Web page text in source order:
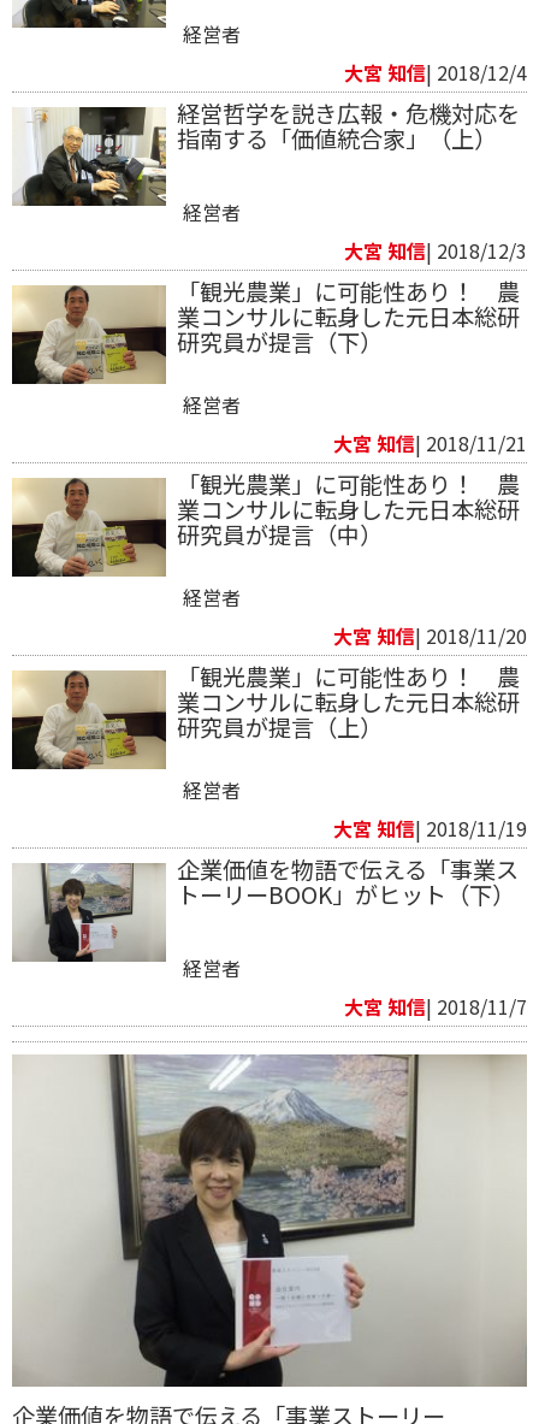
経営者
大宮 知信| 2018/12/4
経営哲学を説き広報・危機対応を
指南する「価値統合家」（上）
経営者
大宮 知信| 2018/12/3
「観光農業」に可能性あり！ 農
業コンサルに転身した元日本総研
研究員が提言（下）
経営者
大宮 知信| 2018/11/21
「観光農業」に可能性あり！ 農
業コンサルに転身した元日本総研
研究員が提言（中）
経営者
大宮 知信| 2018/11/20
「観光農業」に可能性あり！ 農
業コンサルに転身した元日本総研
研究員が提言（上）
経営者
大宮 知信| 2018/11/19
企業価値を物語で伝える「事業ス
トーリーBOOK」がヒット​（下）
経営者
大宮 知信| 2018/11/7
企業価値を物語で伝える「事業ストーリー